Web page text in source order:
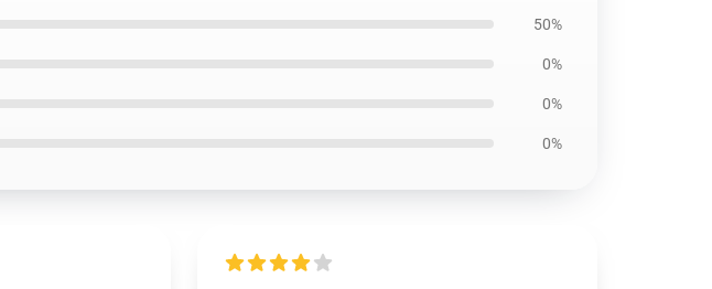
50%
0%
0%
0%